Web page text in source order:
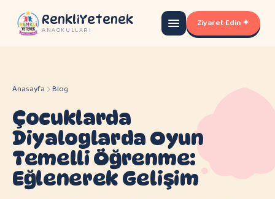
RenkliYetenek
ANAOKULLARI
Ziyaret Edin ✦
Anasayfa Blog
Çocuklarda
Diyaloglarda Oyun
Temelli Öğrenme:
Eğlenerek Gelişim